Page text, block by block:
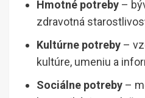
Hmotné potreby –
zdravotná
Kultúrne potreby –
kultúre, umeniu a
Sociálne potreby –